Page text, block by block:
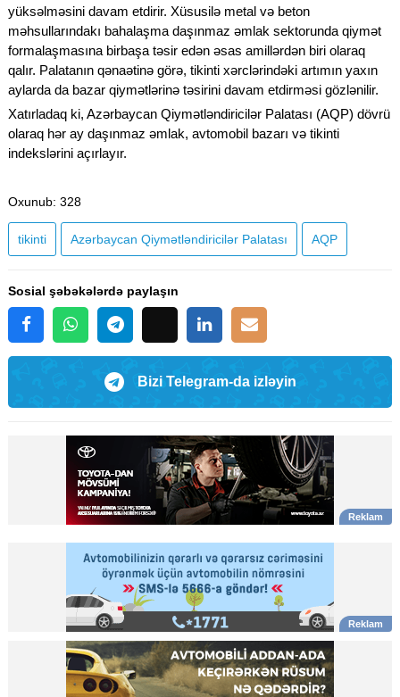
yüksəlməsini davam etdirir. Xüsusilə metal və beton
məhsullarındakı bahalaşma daşınmaz əmlak sektorunda qiymət
formalaşmasına birbaşa təsir edən əsas amillərdən biri olaraq
qalır. Palatanın qənaətinə görə, tikinti xərclərindəki artımın yaxın
aylarda da bazar qiymətlərinə təsirini davam etdirməsi gözlənilir.
Xatırladaq ki, Azərbaycan Qiymətləndiricilər Palatası (AQP) dövrü
olaraq hər ay daşınmaz əmlak, avtomobil bazarı və tikinti
indekslərini açırlayır.
Oxunub: 328
tikinti Azərbaycan Qiymətləndiricilər Palatası AQP
Sosial şəbəkələrdə paylaşın
Bizi Telegram-da izləyin